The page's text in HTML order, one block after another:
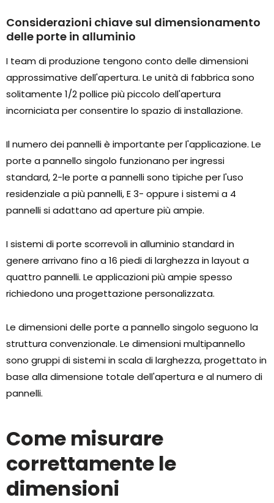
Considerazioni chiave sul dimensionamento
delle porte in alluminio
I team di produzione tengono conto delle dimensioni
approssimative dell'apertura. Le unità di fabbrica sono
solitamente 1/2 pollice più piccolo dell'apertura
incorniciata per consentire lo spazio di installazione.
Il numero dei pannelli è importante per l'applicazione. Le
porte a pannello singolo funzionano per ingressi
standard, 2-le porte a pannelli sono tipiche per l'uso
residenziale a più pannelli, E 3- oppure i sistemi a 4
pannelli si adattano ad aperture più ampie.
I sistemi di porte scorrevoli in alluminio standard in
genere arrivano fino a 16 piedi di larghezza in layout a
quattro pannelli. Le applicazioni più ampie spesso
richiedono una progettazione personalizzata.
Le dimensioni delle porte a pannello singolo seguono la
struttura convenzionale. Le dimensioni multipannello
sono gruppi di sistemi in scala di larghezza, progettato in
base alla dimensione totale dell'apertura e al numero di
pannelli.
Come misurare
correttamente le
dimensioni